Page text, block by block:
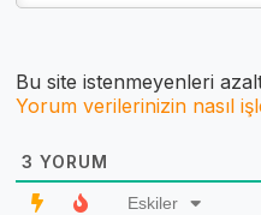
Bu site istenmeyenleri
Yorum verilerinizin nasıl
3 YORUM
Eskiler